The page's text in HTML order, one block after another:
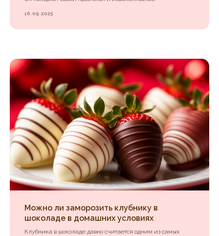
16.09.2025
Можно ли заморозить клубнику в
шоколаде в домашних условиях
Клубника в шоколаде давно считается одним из самых